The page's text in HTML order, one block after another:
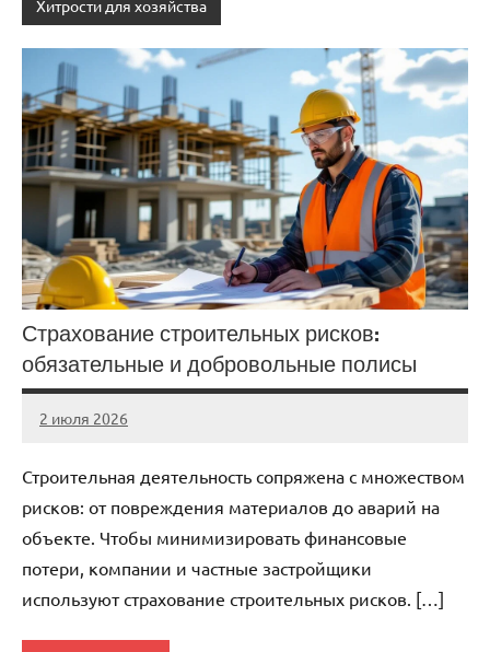
Хитрости для хозяйства
Страхование строительных рисков:
обязательные и добровольные полисы
2 июля 2026
stroicentr_m
Нет
Строительная деятельность сопряжена с множеством
рисков: от повреждения материалов до аварий на
объекте. Чтобы минимизировать финансовые
потери, компании и частные застройщики
используют страхование строительных рисков. […]